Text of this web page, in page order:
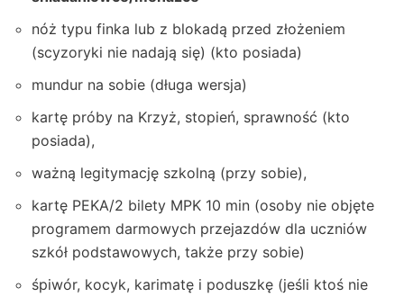
nóż typu finka lub z blokadą przed złożeniem
(scyzoryki nie nadają się) (kto posiada)
mundur na sobie (długa wersja)
kartę próby na Krzyż, stopień, sprawność (kto
posiada),
ważną legitymację szkolną (przy sobie),
kartę PEKA/2 bilety MPK 10 min (osoby nie objęte
programem darmowych przejazdów dla uczniów
szkół podstawowych, także przy sobie)
śpiwór, kocyk, karimatę i poduszkę (jeśli ktoś nie